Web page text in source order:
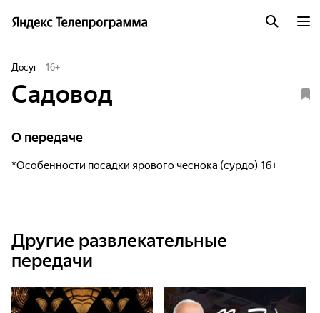
Досуг 16+
Садовод
О передаче
*Особенности посадки ярового чеснока (сурдо) 16+
Другие развлекательные
передачи